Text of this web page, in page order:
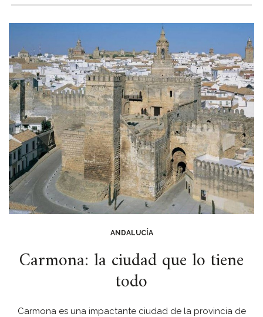
ANDALUCÍA
Carmona: la ciudad que lo tiene
todo
Carmona es una impactante ciudad de la provincia de